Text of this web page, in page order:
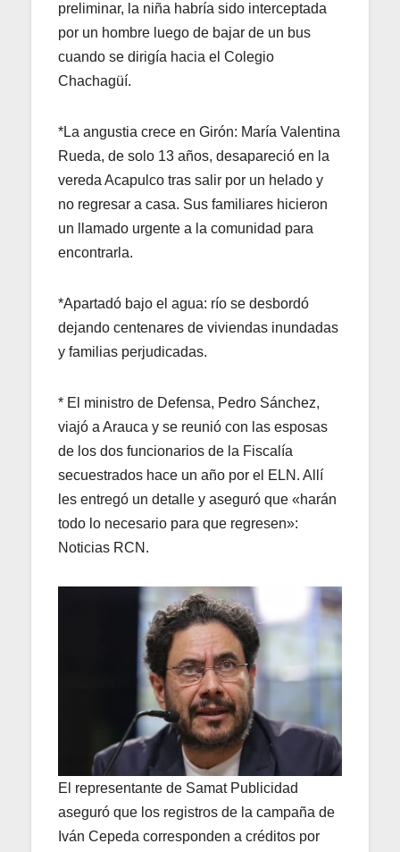
preliminar, la niña habría sido interceptada
por un hombre luego de bajar de un bus
cuando se dirigía hacia el Colegio
Chachagüí.
*La angustia crece en Girón: María Valentina
Rueda, de solo 13 años, desapareció en la
vereda Acapulco tras salir por un helado y
no regresar a casa. Sus familiares hicieron
un llamado urgente a la comunidad para
encontrarla.
*Apartadó bajo el agua: río se desbordó
dejando centenares de viviendas inundadas
y familias perjudicadas.
* El ministro de Defensa, Pedro Sánchez,
viajó a Arauca y se reunió con las esposas
de los dos funcionarios de la Fiscalía
secuestrados hace un año por el ELN. Allí
les entregó un detalle y aseguró que «harán
todo lo necesario para que regresen»:
Noticias RCN.
El representante de Samat Publicidad
aseguró que los registros de la campaña de
Iván Cepeda corresponden a créditos por